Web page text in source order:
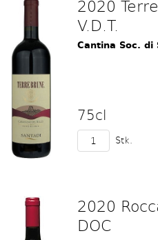
2020
V.D.T.
Cantina Soc. di
75cl
Stk.
2020
DOC